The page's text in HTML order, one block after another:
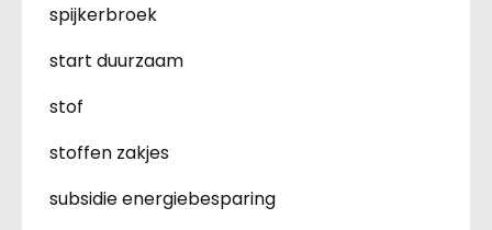
spijkerbroek
start duurzaam
stof
stoffen zakjes
subsidie energiebesparing